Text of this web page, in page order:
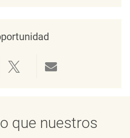
de LinkedIn
a través de
Compartir a través
que nuestros